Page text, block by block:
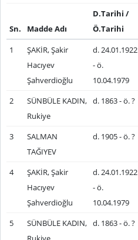
Sn. Madde Adı
D.Tarihi /
Ö.Tarihi
1
ŞAKİR, Şakir
Hacıyev
Şahverdioğlu
d. 24.01.1922
- ö.
10.04.1979
2
SÜNBÜLE KADIN,
Rukiye
d. 1863 - ö. ?
3
SALMAN
TAĞIYEV
d. 1905 - ö. ?
4
ŞAKİR, Şakir
Hacıyev
Şahverdioğlu
d. 24.01.1922
- ö.
10.04.1979
5
SÜNBÜLE KADIN, d. 1863 - ö. ?